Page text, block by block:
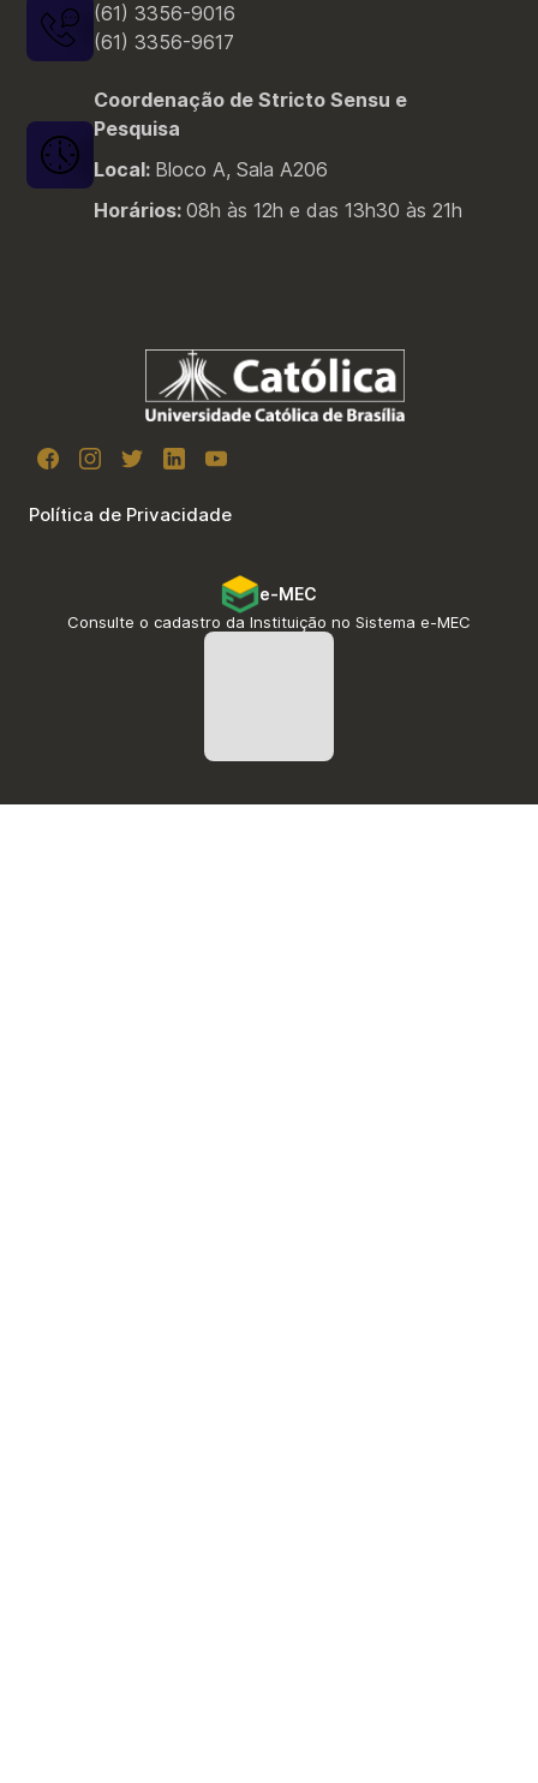
(61) 3356-9016
(61) 3356-9617
Coordenação de Stricto Sensu e
Pesquisa
Local: Bloco A, Sala A206
Horários:08h às 12h e das 13h30 às 21h
Política de Privacidade
e-MEC
Consulte o cadastro da Instituição no Sistema e-MEC